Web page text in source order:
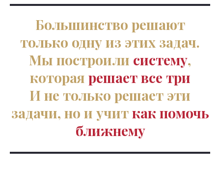
Большинство решают
только одну из этих задач.
Мы построили систему,
которая решает все три
И не только решает эти
задачи, но и учиткак помочь
ближнему